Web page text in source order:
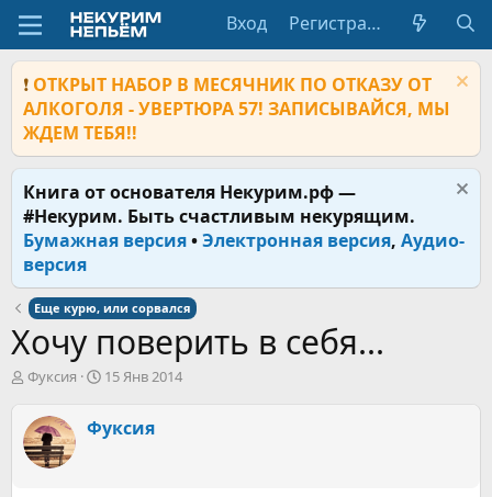
Вход Регистрация
❗ ОТКРЫТ НАБОР В МЕСЯЧНИК ПО ОТКАЗУ ОТ
АЛКОГОЛЯ - УВЕРТЮРА 57! ЗАПИСЫВАЙСЯ, МЫ
ЖДЕМ ТЕБЯ!!
Книга от основателя Некурим.рф —
#Некурим. Быть счастливым некурящим.
Бумажная версия•Электронная версия, Аудио-
версия
Еще курю, или сорвался
Хочу поверить в себя...
А
о
р
Фуксия
Д
а
15 Янв 2014
Фуксия